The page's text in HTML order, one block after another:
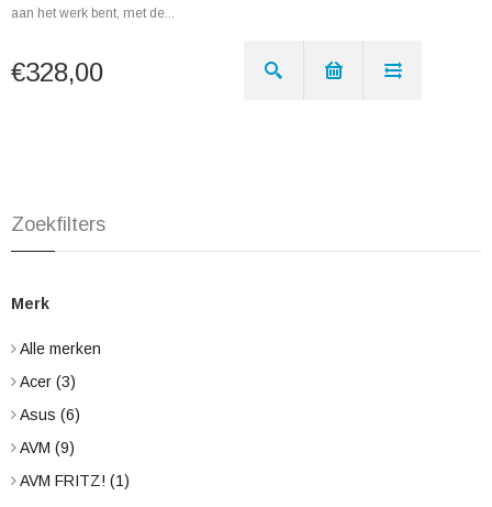
aan het werk bent, met de...
€328,00
Zoekfilters
Merk
Alle merken
Acer (3)
Asus (6)
AVM (9)
AVM FRITZ! (1)